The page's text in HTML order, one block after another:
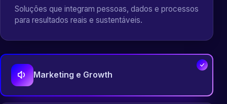
Soluções que integram pessoas, dados e processos
para resultados reais e sustentáveis.
Marketing e Growth